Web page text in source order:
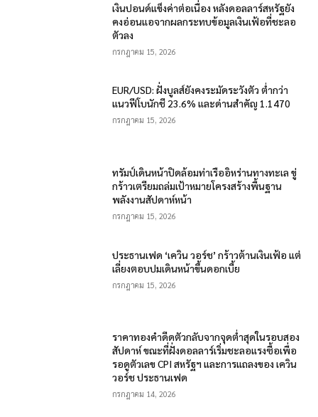
เงินปอนด์แข็งค่าต่อเนื่อง หลังดอลลาร์สหรัฐยัง
คงอ่อนแอจากผลกระทบข้อมูลเงินเฟ้อที่ชะลอ
ตัวลง
กรกฎาคม 15, 2026
EUR/USD: ฝั่งบูลส์ยังคงระมัดระวังตัว ต่ำกว่า
แนวฟีโบนักชี 23.6% และด่านสำคัญ 1.1470
กรกฎาคม 15, 2026
ทรัมป์เดินหน้าปิดล้อมท่าเรืออิหร่านทางทะเล ขู่
กร้าวเตรียมถล่มเป้าหมายโครงสร้างพื้นฐาน
พลังงานสัปดาห์หน้า
กรกฎาคม 15, 2026
ประธานเฟด ‘เควิน วอร์ช’ กร้าวต้านเงินเฟ้อ แต่
เลี่ยงตอบปมเดินหน้าขึ้นดอกเบี้ย
กรกฎาคม 15, 2026
ราคาทองคำดีดตัวกลับจากจุดต่ำสุดในรอบสอง
สัปดาห์ ขณะที่ฝั่งดอลลาร์เริ่มชะลอแรงซื้อเพื่อ
รอดูตัวเลข CPI สหรัฐฯ และการแถลงของ เควิน
วอร์ช ประธานเฟด
กรกฎาคม 14, 2026